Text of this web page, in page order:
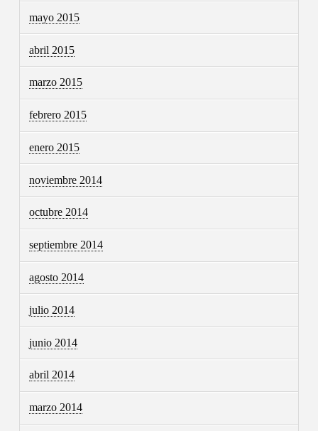
mayo 2015
abril 2015
marzo 2015
febrero 2015
enero 2015
noviembre 2014
octubre 2014
septiembre 2014
agosto 2014
julio 2014
junio 2014
abril 2014
marzo 2014